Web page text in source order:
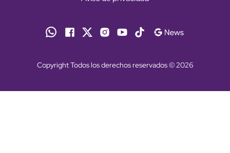
Copyright Todos los derechos reservados © 2026